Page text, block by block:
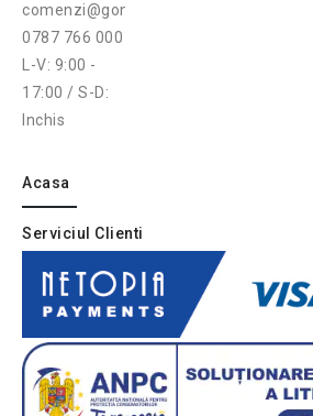
comenzi@gonga.ro
0787 766 000
L-V: 9:00 -
17:00 / S-D:
Inchis
Acasa
Serviciul Clienti